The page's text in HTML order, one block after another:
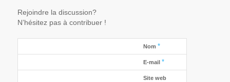
Rejoindre la discussion?
N’hésitez pas à contribuer !
Nom *
E-mail *
Site web